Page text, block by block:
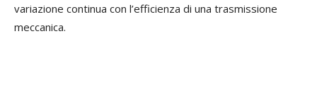
variazione continua con l’efficienza di una trasmissione
meccanica.